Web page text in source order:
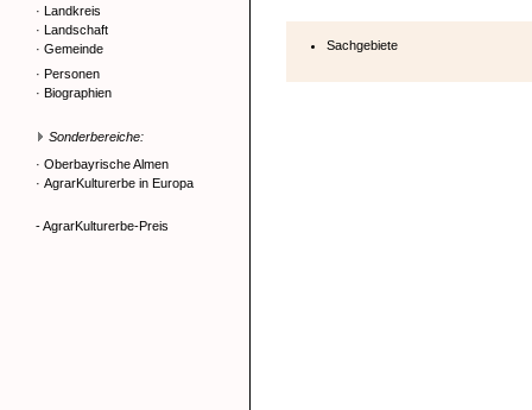
· Landkreis
· Landschaft
· Gemeinde
· Personen
· Biographien
Sonderbereiche:
· Oberbayrische Almen
· AgrarKulturerbe in Europa
- AgrarKulturerbe-Preis
Sachgebiete